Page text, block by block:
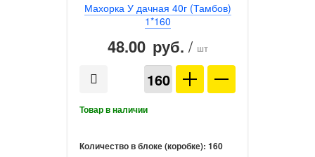
Махорка У дачная 40г (Тамбов)
1*160
48.00 руб. / шт
Количество в блоке (коробке): 160